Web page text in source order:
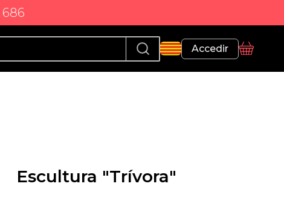
Accedir
Perfil
Cistella
Escultura "Trívora"